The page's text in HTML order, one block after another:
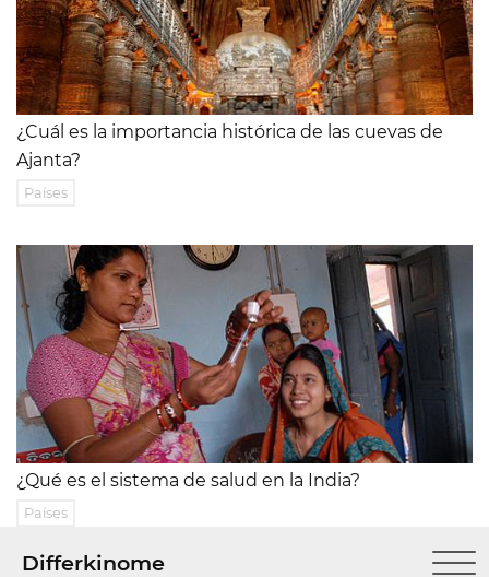
¿Cuál es la importancia histórica de las cuevas de
Ajanta?
Países
¿Qué es el sistema de salud en la India?
Países
Differkinome